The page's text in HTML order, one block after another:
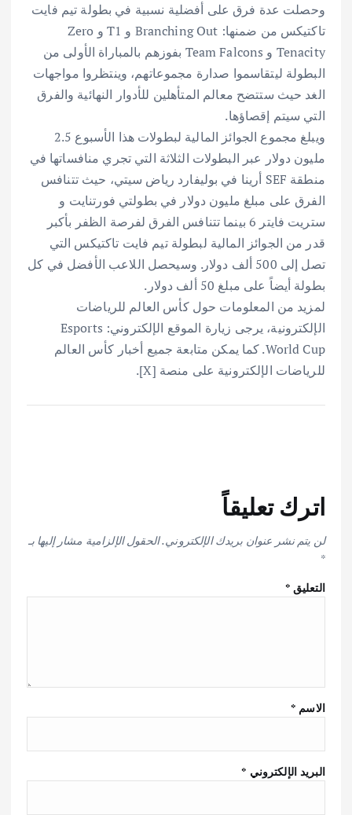
وحصلت عدة فرق على أفضلية نسبية في بطولة تيم فايت
تاكتيكس من ضمنها: Branching Out و T1 و Zero
Tenacity و Team Falcons بفوزهم بالمباراة الأولى من
البطولة ليتقاسموا صدارة مجموعاتهم، وينتظروا مواجهات
الغد حيث ستتضح معالم المتأهلين للأدوار النهائية والفرق
التي سيتم إقصاؤها.
ويبلغ مجموع الجوائز المالية لبطولات هذا الأسبوع 2.5
مليون دولار عبر البطولات الثلاثة التي تجري منافساتها في
منطقة SEF أرينا في بوليفارد رياض سيتي، حيث تتنافس
الفرق على مبلغ مليون دولار في بطولتي فورتنايت و
ستريت فايتر 6 بينما تتنافس الفرق لفرصة الظفر بأكبر
قدر من الجوائز المالية لبطولة تيم فايت تاكتيكس التي
تصل إلى 500 ألف دولار. وسيحصل اللاعب الأفضل في كل
بطولة أيضاً على مبلغ 50 ألف دولار.
لمزيد من المعلومات حول كأس العالم للرياضات
الإلكترونية، يرجى زيارة الموقع الإلكتروني: Esports
World Cup. كما يمكن متابعة جميع أخبار كأس العالم
للرياضات الإلكترونية على منصة [X].
اترك تعليقاً
لن يتم نشر عنوان بريدك الإلكتروني.الحقول الإلزامية مشار إليها بـ
*
التعليق*
الاسم *
البريد الإلكتروني *